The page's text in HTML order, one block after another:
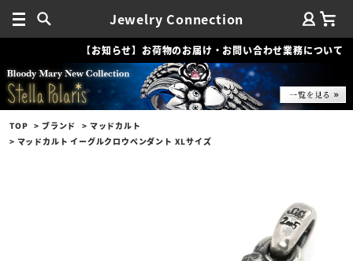
Jewelry Connection
【お知らせ】お荷物のお届け・お問い合わせ業務について
TOP ブランド
マッドカルト
マッドカルト イーグルクロウペンダント XLサイズ